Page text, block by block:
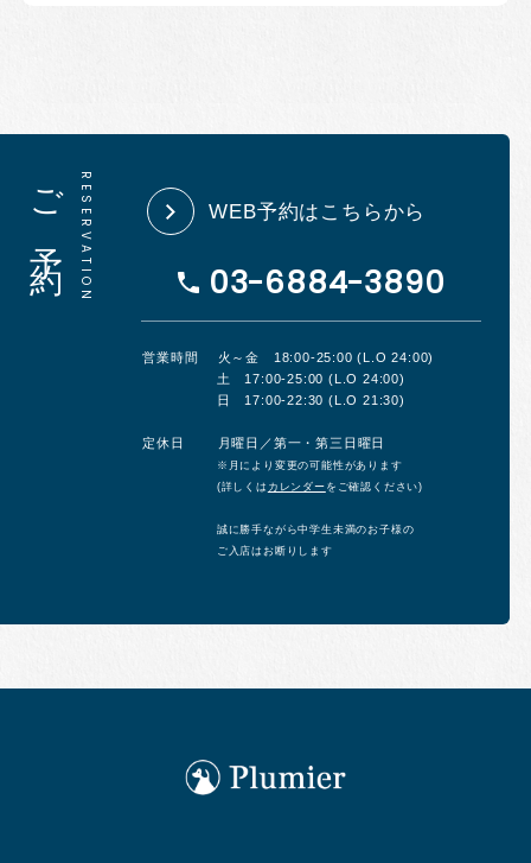
ご予約 WEB予約はこちらから
03-6884-3890
営業時間
火～金 18:00-25:00 (L.O 24:00)
土 17:00-25:00 (L.O 24:00)
日 17:00-22:30 (L.O 21:30)
定休日 月曜日／第一・第三日曜日
※月により変更の可能性があります
(詳しくは カレンダー をご確認ください)
誠に勝手ながら中学生未満のお子様の
ご入店はお断りします